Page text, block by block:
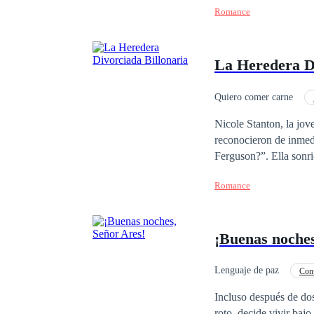
A ella no le importaba
quedó sin palabras.
Romance
La Heredera
Quiero comer carne
Nicole Stanton, la
reconocieron de
Ferguson?”. Ella
Antes de que la
Romance
¡Buenas
Lenguaje de paz
Incluso después de